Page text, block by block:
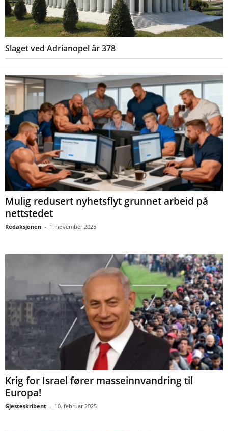
Slaget ved Adrianopel år 378
Mulig redusert nyhetsflyt grunnet arbeid på
nettstedet
Redaksjonen - 1. november 2025
Krig for Israel fører masseinnvandring til
Europa!
Gjesteskribent - 10. februar 2025